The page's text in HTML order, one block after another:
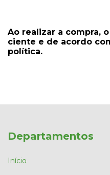
Ao realizar a compra,
ciente e de acordo
política.
Departamentos
Início